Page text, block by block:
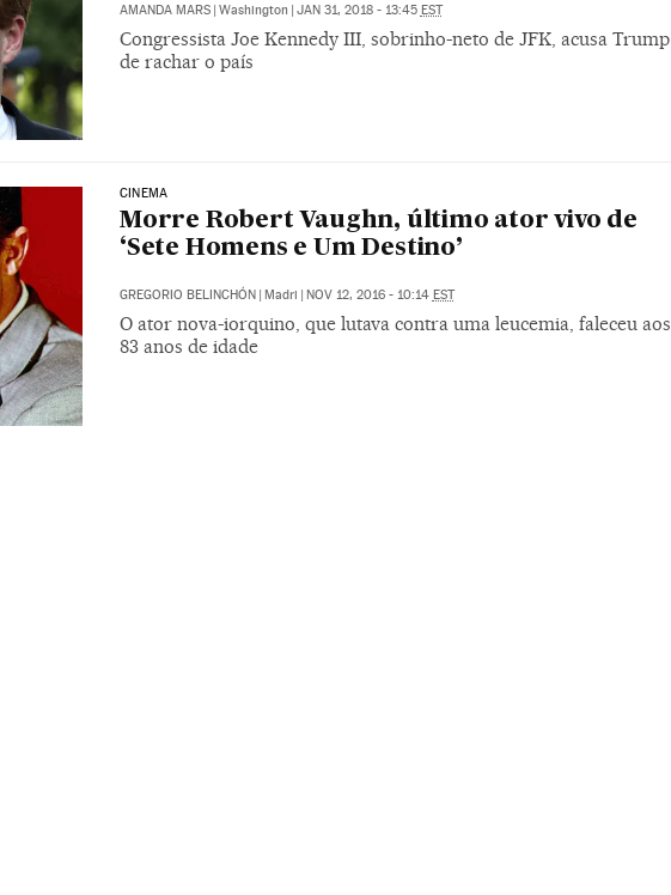
AMANDA MARS | Washington | JAN 31, 2018 - 13:45 EST
Congressista Joe Kennedy III, sobrinho-neto de JFK, acusa Trump
de rachar o país
CINEMA
Morre Robert Vaughn, último ator vivo de
‘Sete Homens e Um Destino’
GREGORIO BELINCHÓN | Madri | NOV 12, 2016 - 10:14 EST
O ator nova-iorquino, que lutava contra uma leucemia, faleceu aos
83 anos de idade